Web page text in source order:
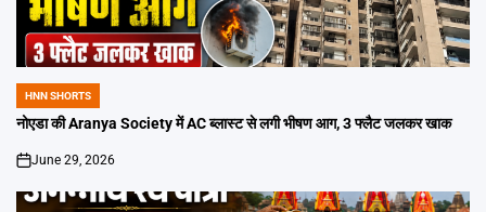
POSTED
IN
HNN SHORTS
नोएडा की Aranya Society में AC ब्लास्ट से लगी भीषण आग, 3 फ्लैट जलकर खाक
on
June 29, 2026